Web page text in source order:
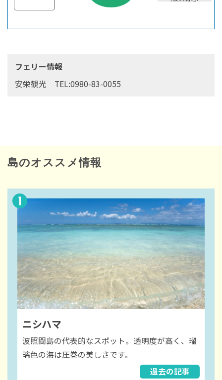
フェリー情報
安栄観光 TEL:0980-83-0055
島のオススメ情報
1
ニシハマ
波照間島の代表的なスポット。透明度が高く、瑠
璃色の海は圧巻の美しさです。
過去の記事